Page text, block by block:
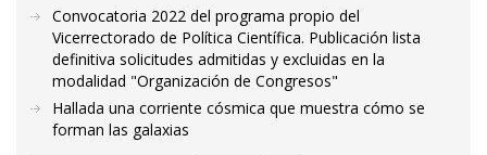
Convocatoria 2022 del programa propio del
Vicerrectorado de Política Científica. Publicación lista
definitiva solicitudes admitidas y excluidas en la
modalidad "Organización de Congresos"
Hallada una corriente cósmica que muestra cómo se
forman las galaxias